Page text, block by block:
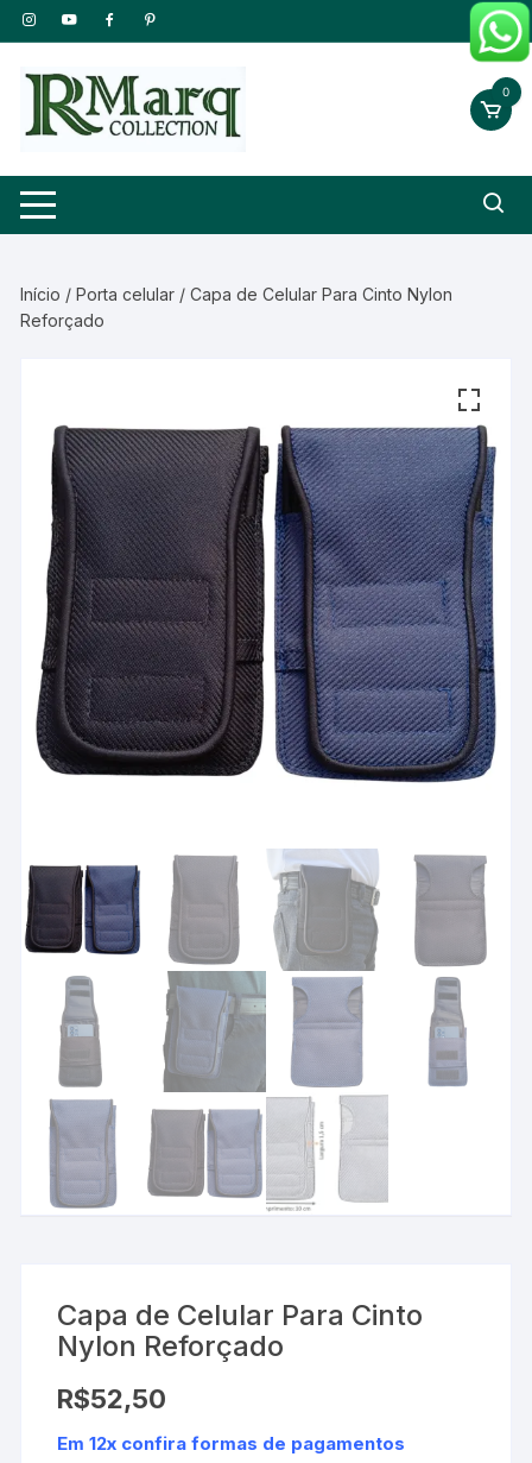
Pular
para
conteúdo
0
Início /Porta celular / Capa de Celular Para Cinto Nylon
Reforçado
Capa de Celular Para Cinto
Nylon Reforçado
R$52,50
Em 12x confira formas de pagamentos